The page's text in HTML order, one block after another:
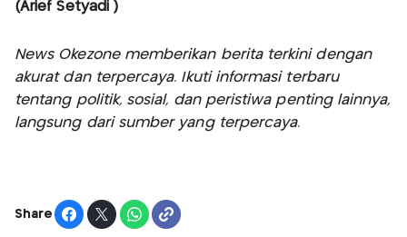
(Arief Setyadi )
News Okezone memberikan berita terkini dengan
akurat dan terpercaya. Ikuti informasi terbaru
tentang politik, sosial, dan peristiwa penting lainnya,
langsung dari sumber yang terpercaya.
Share